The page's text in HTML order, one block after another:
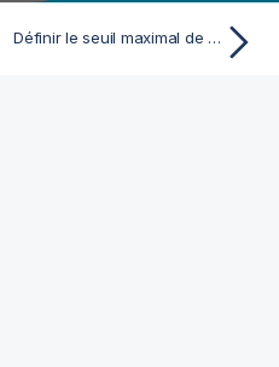
Définir le seuil maximal de la mémoire